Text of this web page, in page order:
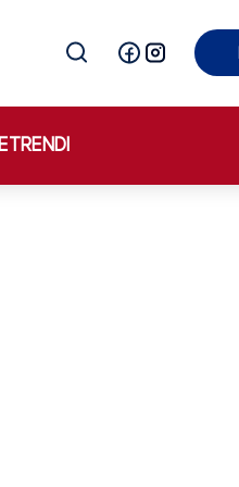
TRENDI